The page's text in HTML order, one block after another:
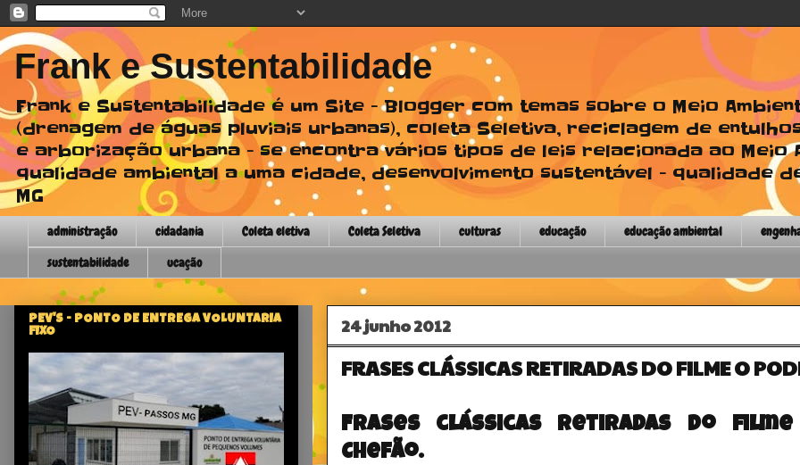
Frank e Sustentabilidade
Frank e Sustentabilidade é um Site - Blogger com temas sobre o Meio
(drenagem de águas pluviais urbanas), coleta Seletiva, reciclagem de
e arborização urbana - se encontra vários tipos de leis relacionada ao Meio
qualidade ambiental a uma cidade, desenvolvimento sustentável - qualidade
MG
administração cidadania Coleta eletiva Coleta Seletiva culturas educação educação ambiental
sustentabilidade
ucação
24 junho 2012
FRASES CLÁSSICAS RETIRADAS DO FILME O
Frases clássicas retiradas do filme
Chefão.
PEV'S - PONTO DE ENTREGA VOLUNTARIA
FIXO